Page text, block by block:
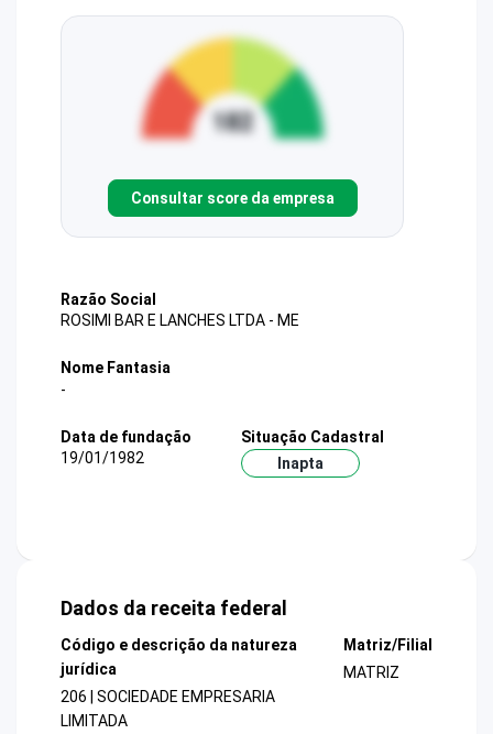
Consultar score da empresa
Razão Social
ROSIMI BAR E LANCHES LTDA - ME
Nome Fantasia
-
Data de fundação
19/01/1982
Situação Cadastral
Inapta
Dados da receita federal
Código e descrição da natureza
jurídica
206 | SOCIEDADE EMPRESARIA
LIMITADA
Matriz/Filial
MATRIZ